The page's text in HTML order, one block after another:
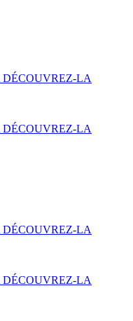
DÉCOUVREZ-LA
DÉCOUVREZ-LA
DÉCOUVREZ-LA
DÉCOUVREZ-LA